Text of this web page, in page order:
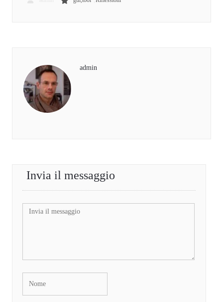
admin
Invia il messaggio